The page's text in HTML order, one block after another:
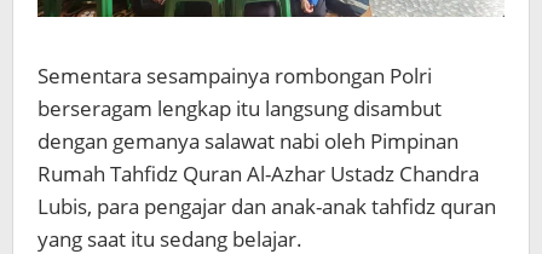
Sementara sesampainya rombongan Polri
berseragam lengkap itu langsung disambut
dengan gemanya salawat nabi oleh Pimpinan
Rumah Tahfidz Quran Al-Azhar Ustadz Chandra
Lubis, para pengajar dan anak-anak tahfidz quran
yang saat itu sedang belajar.